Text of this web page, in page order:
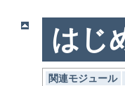
はじ
関連モジュール